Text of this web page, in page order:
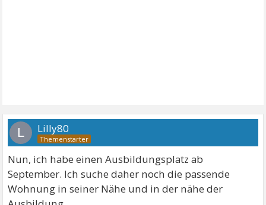
L Lilly80
Nun, ich habe einen Ausbildungsplatz ab
September. Ich suche daher noch die passende
Wohnung in seiner Nähe und in der nähe der